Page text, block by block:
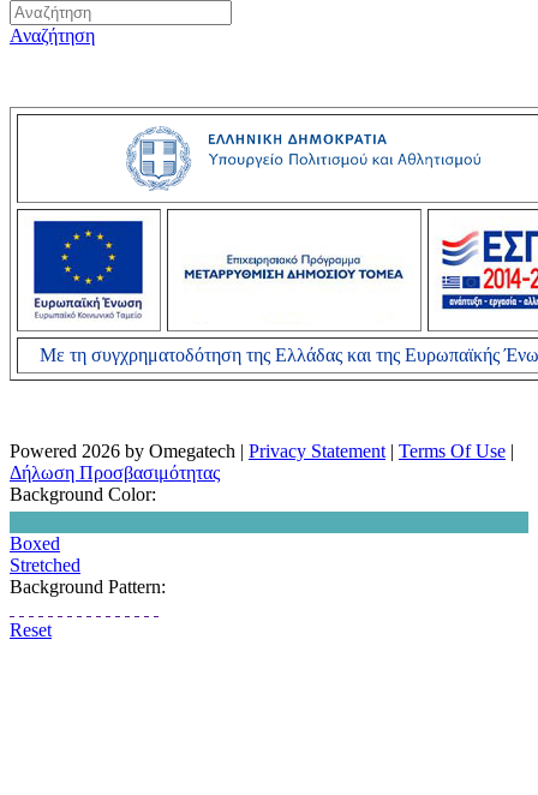
Αναζήτηση
Με τη συγχρηματοδότηση της Ελλάδας και της Ευρωπαϊκής
Powered 2026 by Omegatech | Privacy Statement | Terms Of Use |
Δήλωση Προσβασιμότητας
Background Color:
Boxed
Stretched
Background Pattern:
Reset